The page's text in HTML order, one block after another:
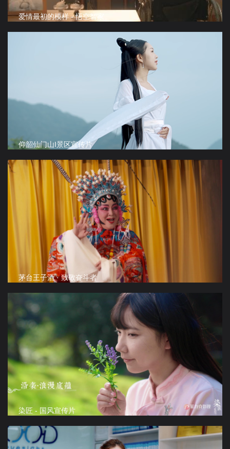
爱情最初的模样 - 悟空智家
仰韶仙门山I景区宣传片
茅台王子酒 · 致敬奋斗者
染匠 - 国风宣传片